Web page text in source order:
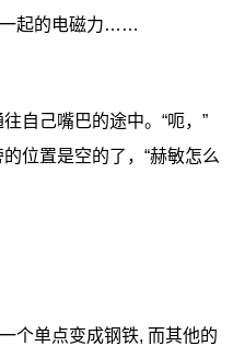
一起的电磁力……
自己嘴巴的途中。“呃，”
位置是空的了，“赫敏怎么
个单点变成钢铁, 而其他的